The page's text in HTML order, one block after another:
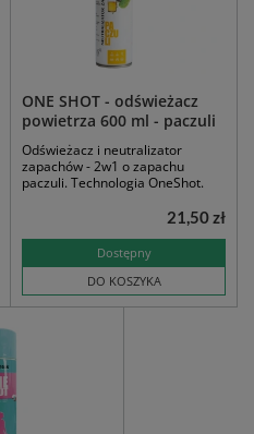
ONE SHOT - odświeżacz
powietrza 600 ml - paczuli
Odświeżacz i neutralizator
zapachów - 2w1 o zapachu
paczuli. Technologia OneShot.
Dostępny
DO KOSZYKA
21,50 zł